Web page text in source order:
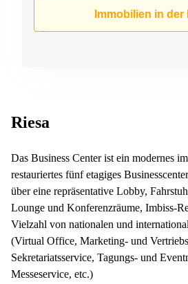
Berlin
Tagungsraum
München
Büro
Mannheim
mieten
mieten
Nürnberg
Meetingraum
Berlin
Erna-
Str. 1A
Köln
Hohenzollernring
57 Koln
Ludwig-
Erhard-
Straße 18
Hamburg
Immobilien in der
Riesa
Das Business Center ist ein modernes
restauriertes fünf etagiges
über eine repräsentative Lobby,
Lounge und Konferenzräume, Imbiss-
Vielzahl von nationalen und
(Virtual Office, Marketing- und
Sekretariatsservice, Tagungs- und
Messeservice, etc.)